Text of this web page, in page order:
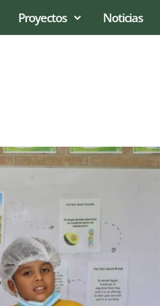
Proyectos Noticias